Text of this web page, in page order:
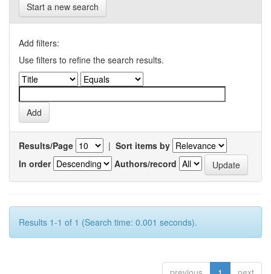
Start a new search
Add filters:
Use filters to refine the search results.
Results/Page | Sort items by
In order
Authors/record
Results 1-1 of 1 (Search time: 0.001 seconds).